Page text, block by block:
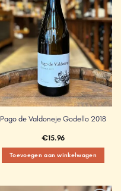
Pago de Valdoneje Godello 2018
€15.96
Toevoegen aan winkelwagen